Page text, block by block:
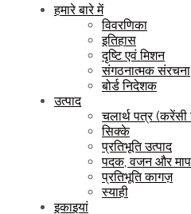
हमारे बारे में
विवरणिका
इतिहास
दृष्टि एवं मिशन
संगठनात्मक संरचना
बोर्ड निदेशक
उत्पाद
चलार्थ पत्र (करेंसी
सिक्के
प्रतिभूति उत्पाद
पदक, वजन और
प्रतिभूति कागज़
स्याही
इकाइयां